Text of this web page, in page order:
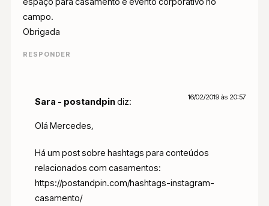
campo.
Obrigada
RESPONDER
Sara - postandpindiz: 16/02/2019 às 20:57
Olá Mercedes,
Há um post sobre hashtags para conteúdos
relacionados com casamentos:
https://postandpin.com/hashtags-instagram-
casamento/